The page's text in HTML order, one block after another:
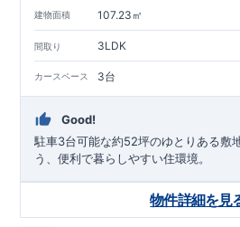
建物面積 107.23㎡
間取り 3LDK
カースペース 3台
Good!
駐車3台可能な約52坪のゆとりある敷
う、便利で暮らしやすい住環境。
物件詳細を見